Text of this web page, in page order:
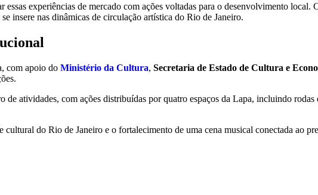
experiências de mercado com ações voltadas para o desenvolvimento local.
insere nas dinâmicas de circulação artística do Rio de Janeiro.
com apoio do Ministério da Cultura, Secretaria de Estado de Cultura e
atividades, com ações distribuídas por quatro espaços da Lapa, incluindo rodas
do Rio de Janeiro e o fortalecimento de uma cena musical conectada ao